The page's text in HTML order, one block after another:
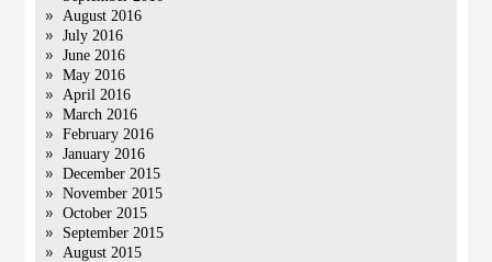
August 2016
July 2016
June 2016
May 2016
April 2016
March 2016
February 2016
January 2016
December 2015
November 2015
October 2015
September 2015
August 2015